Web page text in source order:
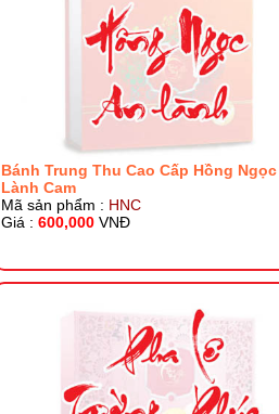
Bánh Trung Thu Cao Cấp Hồng
Lành Cam
Mã sản phẩm : HNC
Giá : 600,000 VNĐ